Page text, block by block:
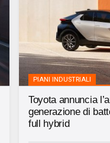
PIANI INDUSTRIALI
Toyota annuncia
generazione di
full hybrid